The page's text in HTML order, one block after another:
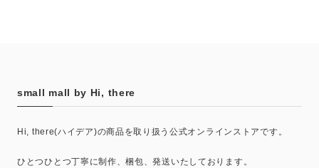
small mall by Hi, there
Hi, there(ハイデア)の商品を取り扱う公式オンラインストアです。
ひとつひとつ丁寧に制作、梱包、発送いたしております。